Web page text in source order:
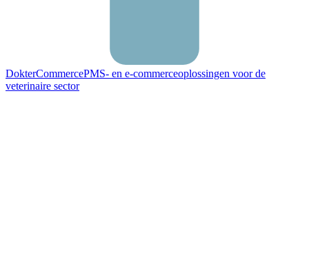
DokterCommercePMS- en e-commerceoplossingen voor de
veterinaire sector